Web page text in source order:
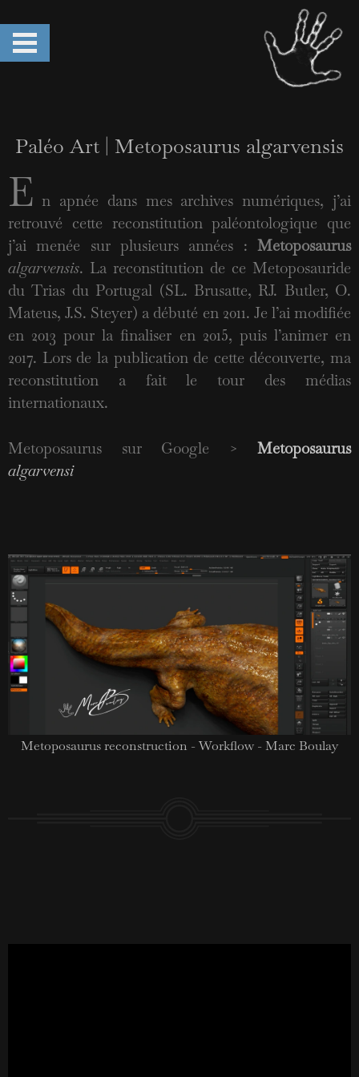
Paléo Art | Metoposaurus algarvensis
E n apnée dans mes archives numériques, j’ai
retrouvé cette reconstitution paléontologique que
j’ai menée sur plusieurs années : Metoposaurus
algarvensis. La reconstitution de ce Metoposauride
du Trias du Portugal (SL. Brusatte, RJ. Butler, O.
Mateus, J.S. Steyer) a débuté en 2011. Je l’ai modifiée
en 2013 pour la finaliser en 2015, puis l’animer en
2017. Lors de la publication de cette découverte, ma
reconstitution a fait le tour des médias
internationaux.
Metoposaurus sur Google > Metoposaurus
algarvensi
Metoposaurus reconstruction - Workflow - Marc Boulay